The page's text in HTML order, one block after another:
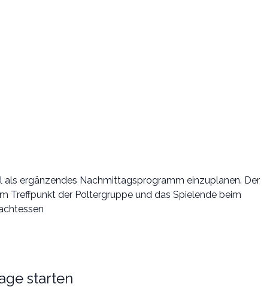
als ergänzendes Nachmittagsprogramm einzuplanen. Der
Treffpunkt der Poltergruppe und das Spielende beim
starten